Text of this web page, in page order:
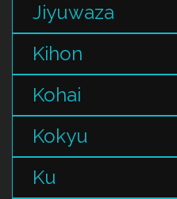
Jiyuwaza
Kihon
Kohai
Kokyu
Ku